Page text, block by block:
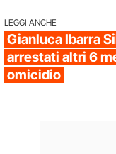
LEGGI ANCHE
Gianluca Ibarra
arrestati altri 6
omicidio